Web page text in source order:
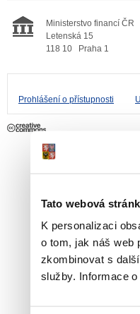
Tato webová
K personalizaci
o tom, jak náš web
zkombinovat s
služby. Informace
Ministerstvo financí ČR
Letenská 15
118 10
Praha 1
Prohlášení o přístupnosti